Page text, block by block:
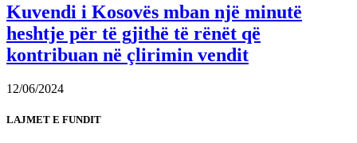
Kuvendi i Kosovës mban një minutë
heshtje për të gjithë të rënët që
kontribuan në çlirimin vendit
12/06/2024
LAJMET E FUNDIT